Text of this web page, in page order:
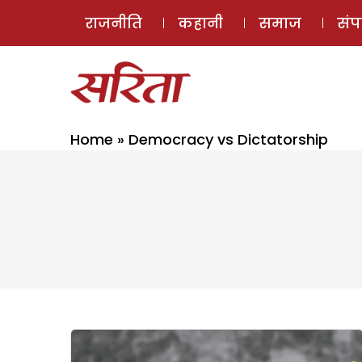
राजनीति कहानी समाज
Home » Democracy vs Dictatorship